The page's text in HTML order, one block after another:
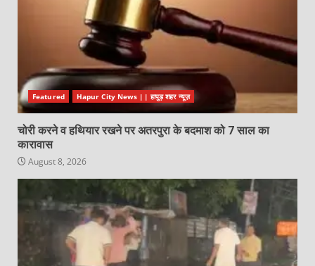
Featured Hapur City News || हापुड़ शहर न्यूज़
चोरी करने व हथियार रखने पर अतरपुरा के बदमाश को 7 साल का
कारावास
August 8, 2026